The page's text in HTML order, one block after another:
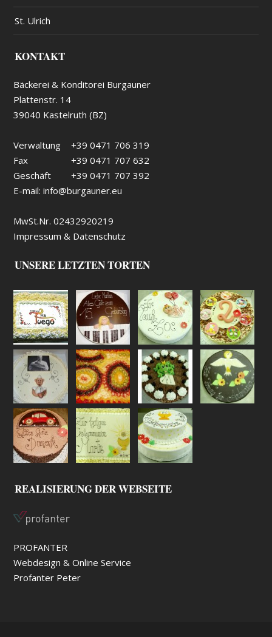
St. Ulrich
KONTAKT
Bäckerei & Konditorei Burgauner
Plattenstr. 14
39040 Kastelruth (BZ)
Verwaltung
+39 0471 706 319
Fax
+39 0471 707 632
Geschäft
+39 0471 707 392
E-mail:info@burgauner.eu
MwSt.Nr. 02432920219
Impressum & Datenschutz
UNSERE LETZTEN TORTEN
REALISIERUNG DER WEBSEITE
PROFANTER
Webdesign & Online Service
Profanter Peter